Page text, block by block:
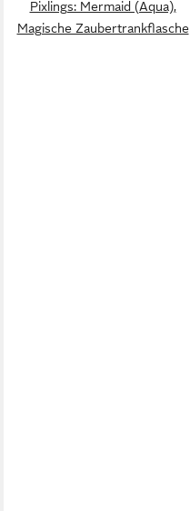
Pixlings: Mermaid (Aqua),
Magische Zaubertrankflasche